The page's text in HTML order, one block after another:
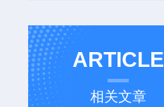
ARTICLE
相关文章